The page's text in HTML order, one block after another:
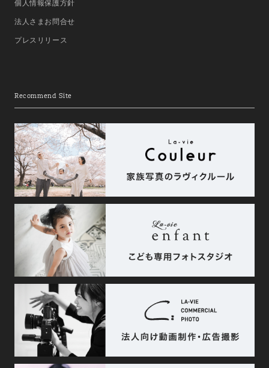
個人情報保護方針
法人さまお問合せ
プレスリリース
Recommend Site